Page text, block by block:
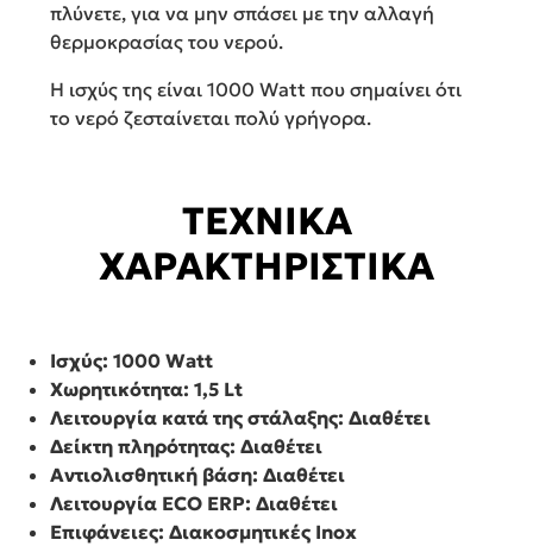
πλύνετε, για να μην σπάσει με την αλλαγή
θερμοκρασίας του νερού.
Η ισχύς της είναι 1000 Watt που σημαίνει ότι
το νερό ζεσταίνεται πολύ γρήγορα.
ΤΕΧΝΙΚΑ
ΧΑΡΑΚΤΗΡΙΣΤΙΚΑ
Ισχύς: 1000 Watt
Χωρητικότητα: 1,5 Lt
Λειτουργία κατά της στάλαξης: Διαθέτει
Δείκτη πληρότητας: Διαθέτει
Αντιολισθητική βάση: Διαθέτει
Λειτουργία ECO ERP: Διαθέτει
Επιφάνειες: Διακοσμητικές Inox